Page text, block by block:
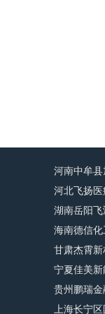
河南中牟县
河北飞扬医
湖南岳阳飞
海南德信化
甘肃杰霄新
宁夏佳美新
贵州鹏瑞金
上海长宁